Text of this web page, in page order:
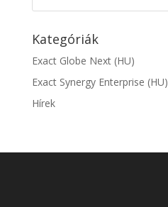
Kategóriák
Exact Globe Next (HU)
Exact Synergy Enterprise (HU)
Hírek